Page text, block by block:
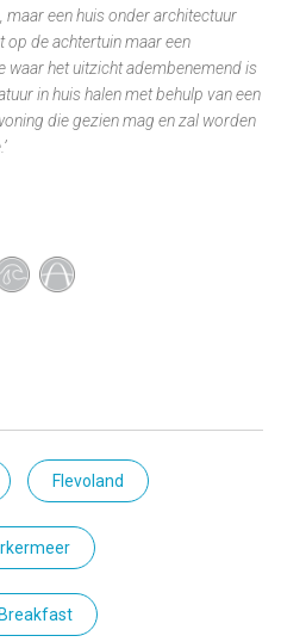
een huis onder architectuur
op de achtertuin maar een
het uitzicht adembenemend is
in huis halen met behulp van een
die gezien mag en zal worden
Flevoland